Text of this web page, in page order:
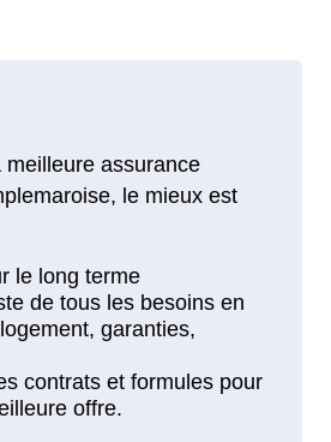
meilleure assurance
le mieux est